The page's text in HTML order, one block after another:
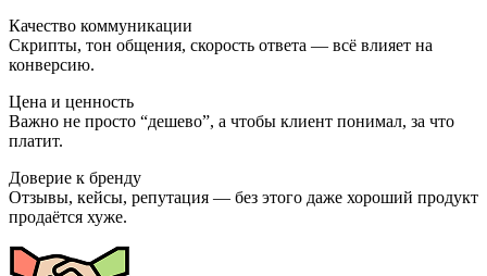
Качество коммуникации
Скрипты, тон общения, скорость ответа — всё влияет на
конверсию.
Цена и ценность
Важно не просто “дешево”, а чтобы клиент понимал, за что
платит.
Доверие к бренду
Отзывы, кейсы, репутация — без этого даже хороший продукт
продаётся хуже.